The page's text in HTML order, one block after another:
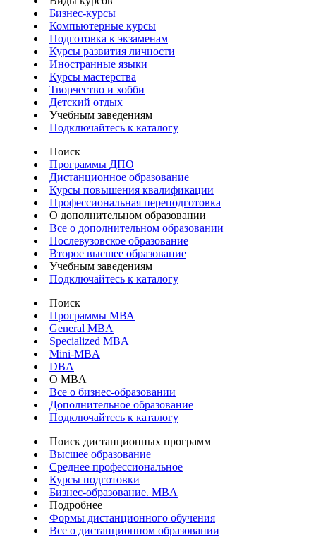
Бизнес-курсы
Компьютерные курсы
Подготовка к экзаменам
Курсы развития личности
Иностранные языки
Курсы мастерства
Творчество и хобби
Детский отдых
Учебным заведениям
Подключайтесь к каталогу
Поиск
Программы ДПО
Дистанционное образование
Курсы повышения квалификации
Профессиональная переподготовка
О дополнительном образовании
Все о дополнительном образовании
Послевузовское образование
Второе высшее образование
Учебным заведениям
Подключайтесь к каталогу
Поиск
Программы МВА
General MBA
Specialized MBA
Mini-MBA
DBA
О MBA
Все о бизнес-образовании
Дополнительное образование
Подключайтесь к каталогу
Поиск дистанционных программ
Высшее образование
Среднее профессиональное
Курсы подготовки
Бизнес-образование. MBA
Подробнее
Формы дистанционного обучения
Все о дистанционном образовании